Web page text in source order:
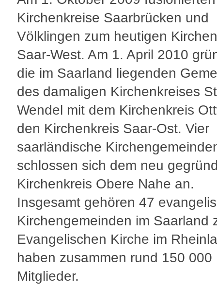
Kirchenkreise Saarbrücken und
Völklingen zum heutigen
Saar-West. Am 1. April 2010
die im Saarland liegenden
des damaligen Kirchenkreises
Wendel mit dem Kirchenkreis
den Kirchenkreis Saar-Ost. Vier
saarländische
schlossen sich dem neu
Kirchenkreis Obere Nahe an.
Insgesamt gehören 47
Kirchengemeinden im Saarland
Evangelischen Kirche im
haben zusammen rund 150 000
Mitglieder.